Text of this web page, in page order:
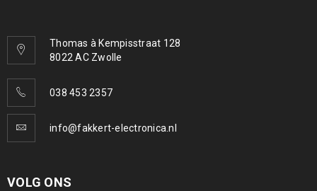
Thomas à Kempisstraat 128
8022 AC Zwolle
038 453 2357
info@fakkert-electronica.nl
VOLG ONS